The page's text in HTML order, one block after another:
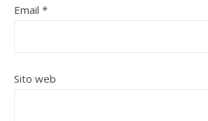
Email *
Sito web